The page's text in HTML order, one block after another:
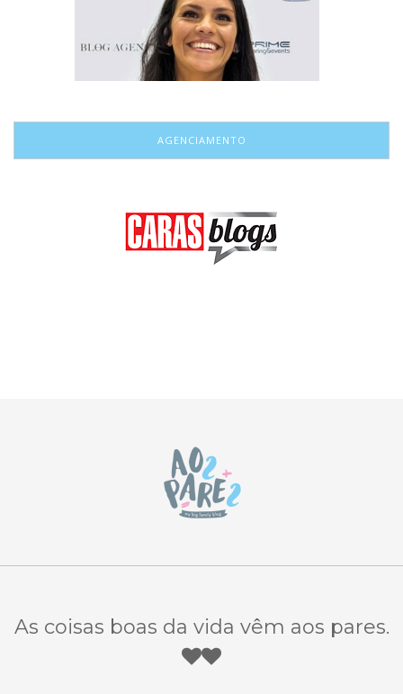
AGENCIAMENTO
As coisas boas da vida vêm aos pares.